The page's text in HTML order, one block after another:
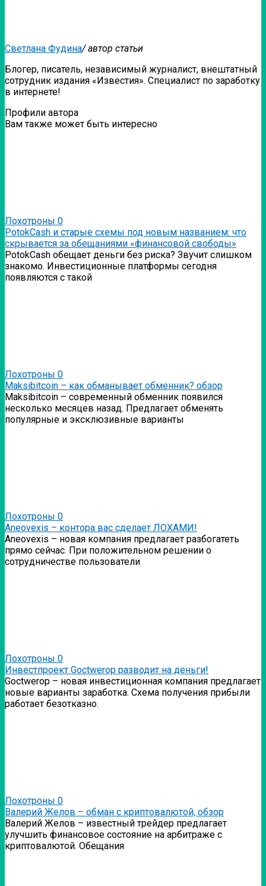
Светлана Фудина/ автор статьи
Блогер, писатель, независимый журналист, внештатный
сотрудник издания «Известия». Специалист по заработку
в интернете!
Профили автора
Вам также может быть интересно
Лохотроны 0
PotokCash и старые схемы под новым названием: что
скрывается за обещаниями «финансовой свободы»
PotokCash обещает деньги без риска? Звучит слишком
знакомо. Инвестиционные платформы сегодня
появляются с такой
Лохотроны 0
Мaksibitcoin – как обманывает обменник? обзор
Мaksibitcoin – современный обменник появился
несколько месяцев назад. Предлагает обменять
популярные и эксклюзивные варианты
Лохотроны 0
Аneovexis – контора вас сделает ЛОХАМИ!
Аneovexis – новая компания предлагает разбогатеть
прямо сейчас. При положительном решении о
сотрудничестве пользователи
Лохотроны 0
Инвестпроект Goctwerop разводит на деньги!
Goctwerop – новая инвестиционная компания предлагает
новые варианты заработка. Схема получения прибыли
работает безотказно.
Лохотроны 0
Валерий Желов – обман с криптовалютой, обзор
Валерий Желов – известный трейдер предлагает
улучшить финансовое состояние на арбитраже с
криптовалютой. Обещания